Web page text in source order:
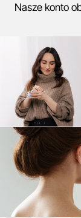
Nasze konto